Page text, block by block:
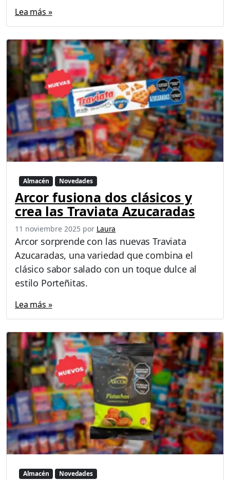
Lea más »
Almacén Novedades
Arcor fusiona dos clásicos y
crea las Traviata Azucaradas
11 noviembre 2025 por Laura
Arcor sorprende con las nuevas Traviata
Azucaradas, una variedad que combina el
clásico sabor salado con un toque dulce al
estilo Porteñitas.
Lea más »
Almacén Novedades